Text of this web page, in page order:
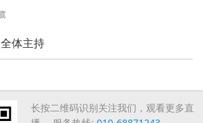
全体主持
长按二维码识别关注我们，观看更多直